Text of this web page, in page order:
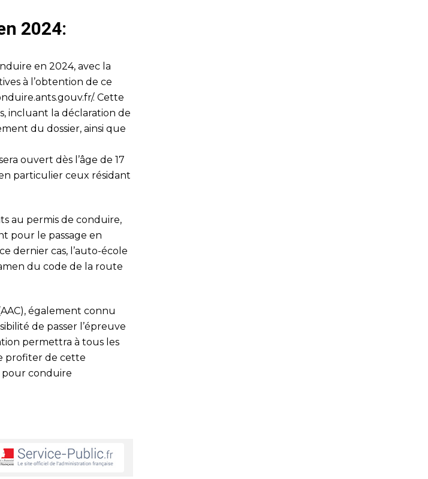
2024:
en 2024, avec la
à l’obtention de ce
. Cette
incluant la déclaration de
du dossier, ainsi que
ouvert dès l’âge de 17
particulier ceux résidant
au permis de conduire,
pour le passage en
dernier cas, l’auto-école
du code de la route
également connu
de passer l’épreuve
permettra à tous les
profiter de cette
pour conduire